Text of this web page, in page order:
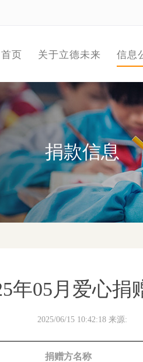
首页 关于立德未来 信息
捐款信息
年05月爱心捐
2025/06/15 10:42:18 来源:
捐赠方名称